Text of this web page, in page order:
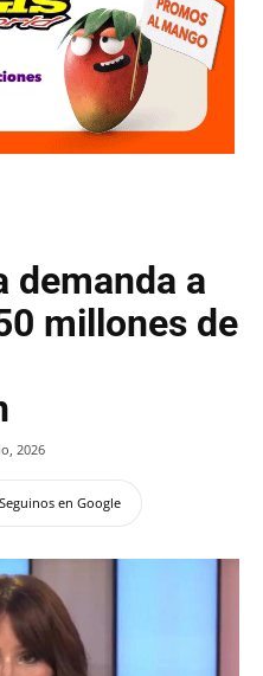
demanda a
millones de
2026
en Google